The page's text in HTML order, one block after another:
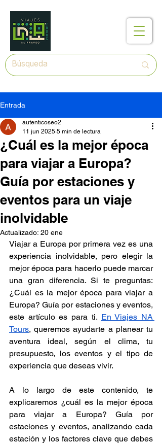
Entrada
¿Cuál es la mejor época
para viajar a Europa?
Guía por estaciones y
eventos para un viaje
inolvidable
autenticoseo2
11 jun 2025 5 min de lectura
Actualizado: 20 ene
Viajar a Europa por primera vez es una
experiencia inolvidable, pero elegir la
mejor época para hacerlo puede marcar
una gran diferencia. Si te preguntas:
¿Cuál es la mejor época para viajar a
Europa? Guía por estaciones y eventos,
este artículo es para ti. En Viajes NA
Tours, queremos ayudarte a planear tu
aventura ideal, según el clima, tu
presupuesto, los eventos y el tipo de
experiencia que deseas vivir.
A lo largo de este contenido, te
explicaremos ¿cuál es la mejor época
para viajar a Europa? Guía por
estaciones y eventos, analizando cada
estación y los factores clave que debes